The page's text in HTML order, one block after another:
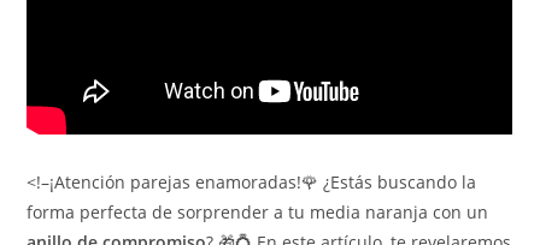
<!–¡Atención parejas enamoradas!🌹 ¿Estás buscando la
forma perfecta de sorprender a tu media naranja con un